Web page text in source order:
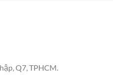
Q7, TPHCM.